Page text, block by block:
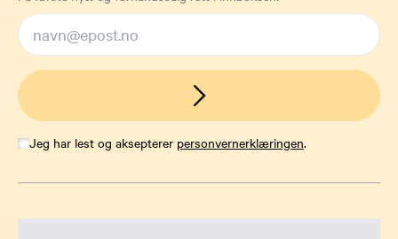
Jeg har lest og aksepterer personvernerklæringen.